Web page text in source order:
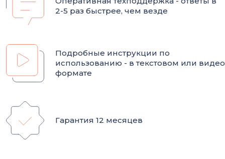
2-5 раз быстрее, чем везде
Подробные инструкции по
использованию - в текстовом или видео
формате
Гарантия 12 месяцев